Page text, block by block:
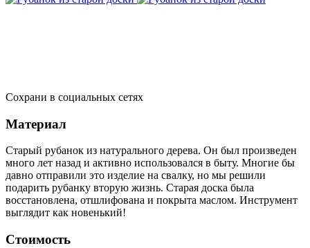
Сохрани в социальных сетях
Материал
Старый рубанок из натурального дерева. Он был произведен
много лет назад и активно использовался в быту. Многие бы
давно отправили это изделие на свалку, но мы решили
подарить рубанку вторую жизнь. Старая доска была
восстановлена, отшлифована и покрыта маслом. Инструмент
выглядит как новенький!
Стоимость